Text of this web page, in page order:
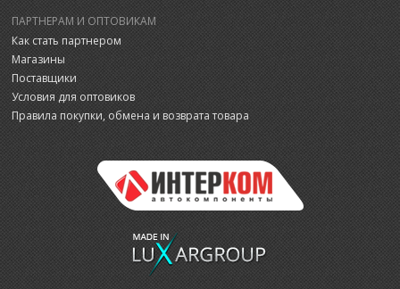
ПАРТНЕРАМ И ОПТОВИКАМ
Как стать партнером
Магазины
Поставщики
Условия для оптовиков
Правила покупки, обмена и возврата товара